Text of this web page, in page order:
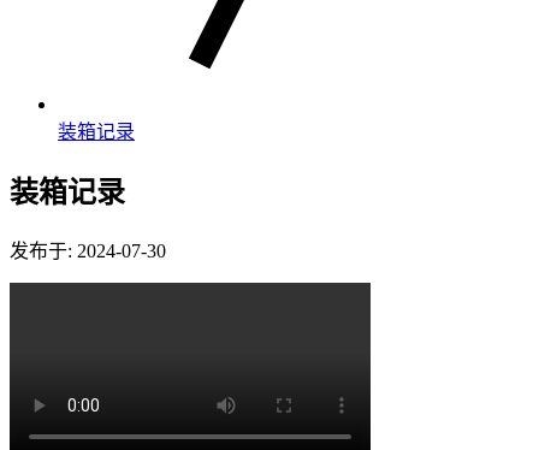
装箱记录
装箱记录
发布于: 2024-07-30